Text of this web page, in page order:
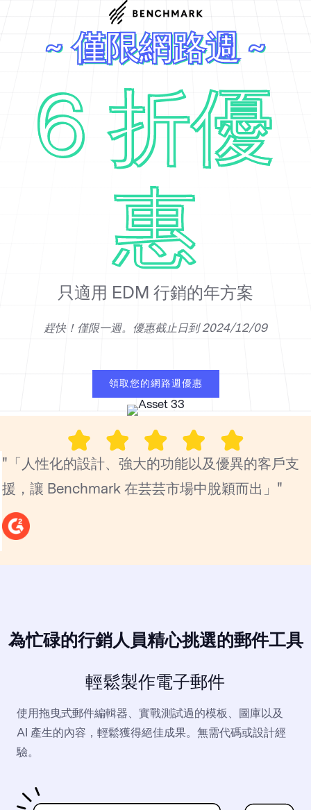
~ 僅限網路週 ~
6 折優
惠
只適用 EDM 行銷的年方案
趕快！僅限一週。優惠截止日到 2024/12/09
領取您的網路週優惠
"「人性化的設計、強大的功能以及優異的客戶支
援，讓 Benchmark 在芸芸市場中脫穎而出」"
為忙碌的行銷人員精心挑選的郵件工具
輕鬆製作電子郵件
使用拖曳式郵件編輯器、實戰測試過的模板、圖庫以及
AI 產生的內容，輕鬆獲得絕佳成果。無需代碼或設計經
驗。